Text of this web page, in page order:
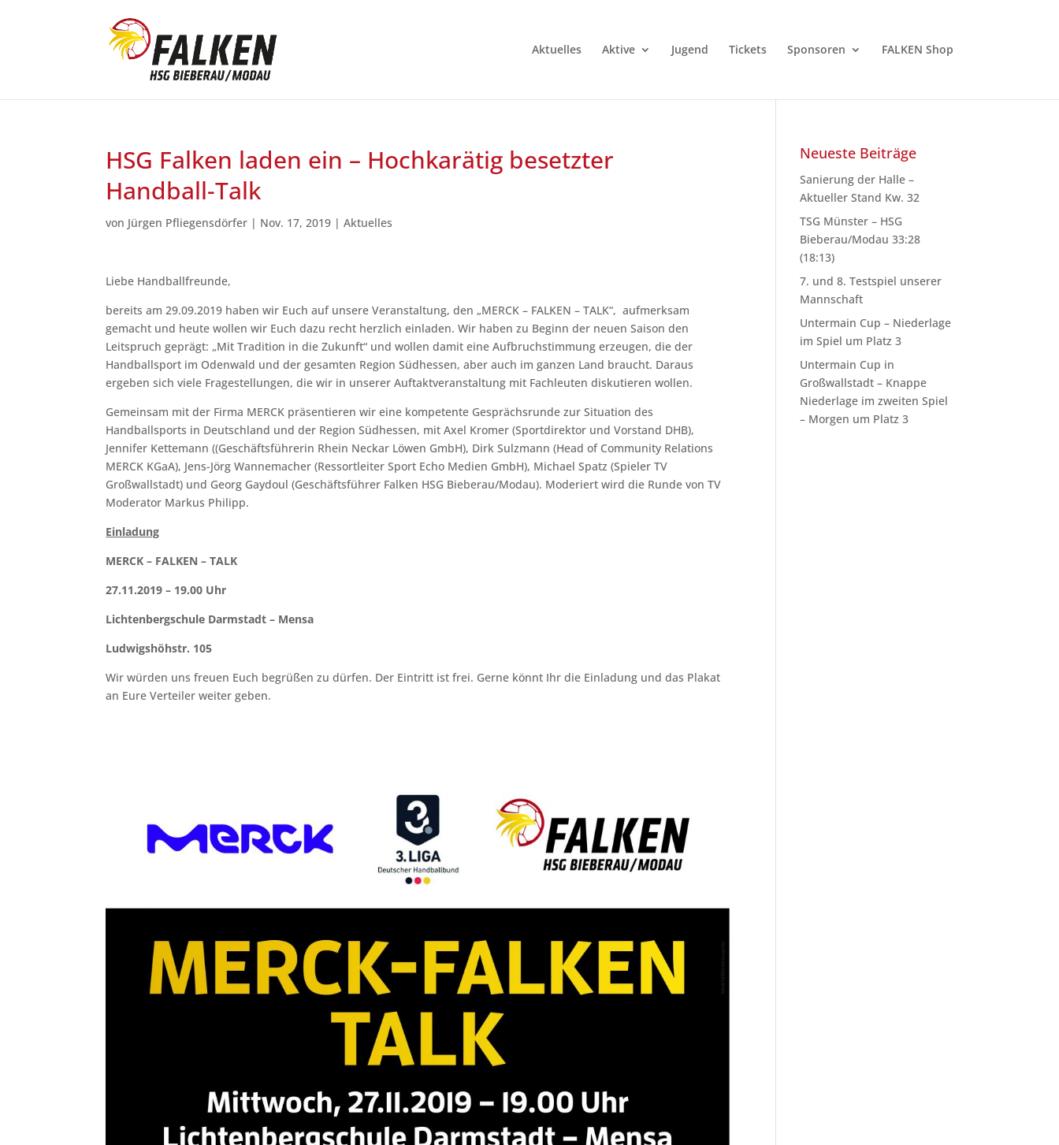
Aktuelles Aktive Jugend Tickets Sponsoren FALKEN Shop
HSG Falken laden ein – Hochkarätig besetzter
Handball-Talk
von Jürgen Pfliegensdörfer | Nov. 17, 2019 |Aktuelles
Liebe Handballfreunde,
bereits am 29.09.2019 haben wir Euch auf unsere Veranstaltung, den „MERCK – FALKEN – TALK“, aufmerksam
gemacht und heute wollen wir Euch dazu recht herzlich einladen. Wir haben zu Beginn der neuen Saison den
Leitspruch geprägt: „Mit Tradition in die Zukunft“ und wollen damit eine Aufbruchstimmung erzeugen, die der
Handballsport im Odenwald und der gesamten Region Südhessen, aber auch im ganzen Land braucht. Daraus
ergeben sich viele Fragestellungen, die wir in unserer Auftaktveranstaltung mit Fachleuten diskutieren wollen.
Gemeinsam mit der Firma MERCK präsentieren wir eine kompetente Gesprächsrunde zur Situation des
Handballsports in Deutschland und der Region Südhessen, mit Axel Kromer (Sportdirektor und Vorstand DHB),
Jennifer Kettemann ((Geschäftsführerin Rhein Neckar Löwen GmbH), Dirk Sulzmann (Head of Community Relations
MERCK KGaA), Jens-Jörg Wannemacher (Ressortleiter Sport Echo Medien GmbH), Michael Spatz (Spieler TV
Großwallstadt) und Georg Gaydoul (Geschäftsführer Falken HSG Bieberau/Modau). Moderiert wird die Runde von TV
Moderator Markus Philipp.
Einladung
MERCK – FALKEN – TALK
27.11.2019 – 19.00 Uhr
Lichtenbergschule Darmstadt – Mensa
Ludwigshöhstr. 105
Wir würden uns freuen Euch begrüßen zu dürfen. Der Eintritt ist frei. Gerne könnt Ihr die Einladung und das Plakat
an Eure Verteiler weiter geben.
Neueste Beiträge
Sanierung der Halle –
Aktueller Stand Kw. 32
TSG Münster – HSG
Bieberau/Modau 33:28
(18:13)
7. und 8. Testspiel unserer
Mannschaft
Untermain Cup – Niederlage
im Spiel um Platz 3
Untermain Cup in
Großwallstadt – Knappe
Niederlage im zweiten Spiel
– Morgen um Platz 3